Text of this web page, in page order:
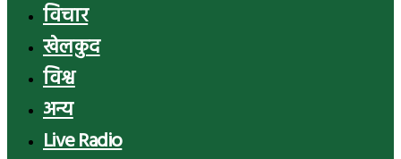
विचार
खेलकुद
विश्व
अन्य
Live Radio